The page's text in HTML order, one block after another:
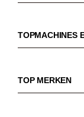
Biologische koffie
Espresso
Dinzler
Elbgold
TOPMACHINES
Pistonmachines
Filter
TOP MERKEN